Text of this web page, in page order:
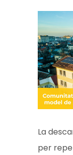
La
per